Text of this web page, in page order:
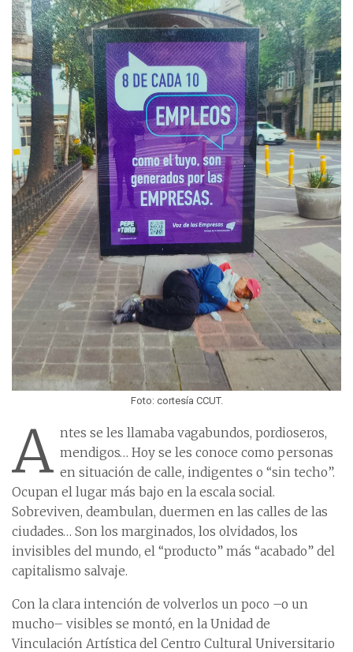
Foto: cortesía CCUT.
A ntes se les llamaba vagabundos, pordioseros,
mendigos… Hoy se les conoce como personas
en situación de calle, indigentes o “sin techo”.
Ocupan el lugar más bajo en la escala social.
Sobreviven, deambulan, duermen en las calles de las
ciudades… Son los marginados, los olvidados, los
invisibles del mundo, el “producto” más “acabado” del
capitalismo salvaje.
Con la clara intención de volverlos un poco –o un
mucho– visibles se montó, en la Unidad de
Vinculación Artística del Centro Cultural Universitario